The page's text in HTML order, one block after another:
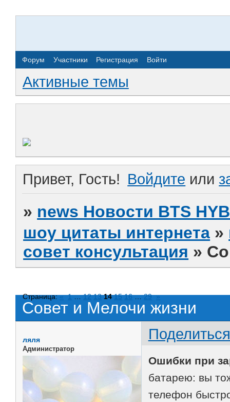
Форум Участники Регистрация Войти
Активные темы
Привет, Гость! Войдите или
» news Новости BTS
шоу цитаты интернета »
совет консультация »
Совет и Мелочи жизни
Страница:« 1 … 12 13 14 15 16 … 29 »
Поделиться
ляля
Администратор
Ошибки при
батарею: вы
телефон